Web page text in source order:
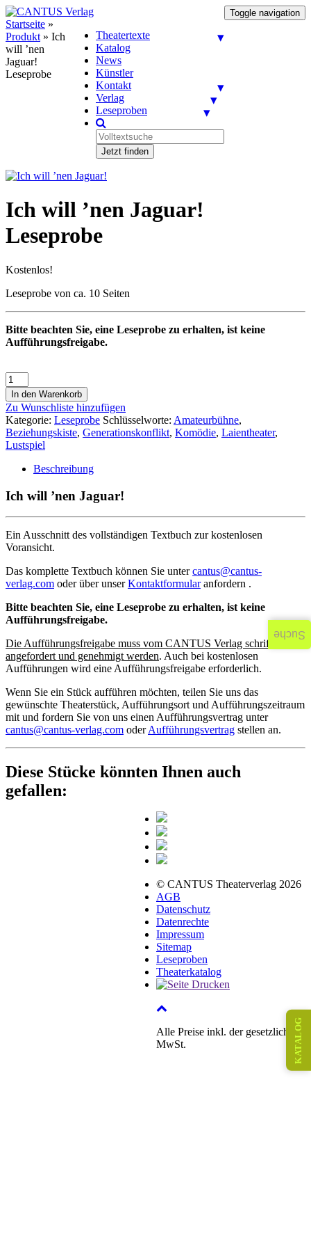
Toggle navigation
Theatertexte
Katalog
News
Künstler
Kontakt
Verlag
Leseproben
Jetzt finden
Startseite »
Produkt » Ich
will ’nen
Jaguar!
Leseprobe
Ich will ’nen Jaguar!
Leseprobe
Kostenlos!
Leseprobe von ca. 10 Seiten
Bitte beachten Sie, eine Leseprobe zu erhalten, ist keine
Aufführungsfreigabe.
In den Warenkorb
Zu Wunschliste hinzufügen
Kategorie: Leseprobe Schlüsselworte: Amateurbühne,
Beziehungskiste, Generationskonflikt, Komödie, Laientheater,
Lustspiel
Beschreibung
Ich will ’nen Jaguar!
Ein Ausschnitt des vollständigen Textbuch zur kostenlosen
Voransicht.
Das komplette Textbuch können Sie untercantus@cantus-
verlag.com oder über unserKontaktformularanfordern .
Bitte beachten Sie, eine Leseprobe zu erhalten, ist keine
Aufführungsfreigabe.
Die Aufführungsfreigabe muss vom CANTUS Verlag schriftlich
angefordert und genehmigt werden. Auch bei kostenlosen
Aufführungen wird eine Aufführungsfreigabe erforderlich.
Wenn Sie ein Stück aufführen möchten, teilen Sie uns das
gewünschte Theaterstück, Aufführungsort und Aufführungszeitraum
mit und fordern Sie von uns einen Aufführungsvertrag unter
cantus@cantus-verlag.com oderAufführungsvertrag stellen an.
Diese Stücke könnten Ihnen auch
gefallen:
© CANTUS Theaterverlag 2026
AGB
Datenschutz
Datenrechte
Impressum
Sitemap
Leseproben
Theaterkatalog
Alle Preise inkl. der gesetzlichen
MwSt.
KATALOG
Suche